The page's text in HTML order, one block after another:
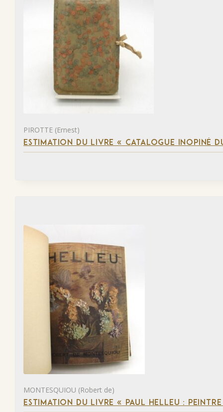
PIROTTE (Ernest)
ESTIMATION DU LIVRE « CATALOGUE INOPINÉ
MONTESQUIOU (Robert de)
ESTIMATION DU LIVRE « PAUL HELLEU :